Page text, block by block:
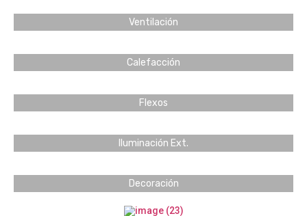
Ventilación
Calefacción
Flexos
Iluminación Ext.
Decoración